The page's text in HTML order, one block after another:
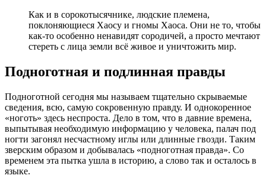
Как и в сорокотысячнике, людские племена,
поклоняющиеся Хаосу и гномы Хаоса. Они не то, чтобы
как-то особенно ненавидят сородичей, а просто мечтают
стереть с лица земли всё живое и уничтожить мир.
Подноготная и подлинная правды
Подноготной сегодня мы называем тщательно скрываемые
сведения, всю, самую сокровенную правду. И однокоренное
«ноготь» здесь неспроста. Дело в том, что в давние времена,
выпытывая необходимую информацию у человека, палач под
ногти загонял несчастному иглы или длинные гвозди. Таким
зверским образом и добывалась «подноготная правда». Со
временем эта пытка ушла в историю, а слово так и осталось в
языке.